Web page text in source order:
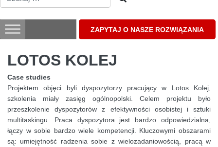
ZAPYTAJ O NASZE ROZWIĄZANIA
LOTOS KOLEJ
Case studies
Projektem objęci byli dyspozytorzy pracujący w Lotos Kolej,
szkolenia miały zasięg ogólnopolski. Celem projektu było
przeszkolenie dyspozytorów z efektywności osobistej i sztuki
multitaskingu. Praca dyspozytora jest bardzo odpowiedzialna,
łączy w sobie bardzo wiele kompetencji. Kluczowymi obszarami
są: umiejętność radzenia sobie z wielozadaniowością, pracą w